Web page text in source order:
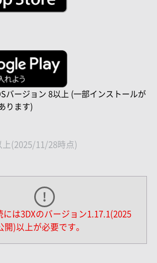
バージョン 8以上 (一部インストールが
ります)
(2025/11/28時点)
は3DXのバージョン1.17.1(2025
)以上が必要です。